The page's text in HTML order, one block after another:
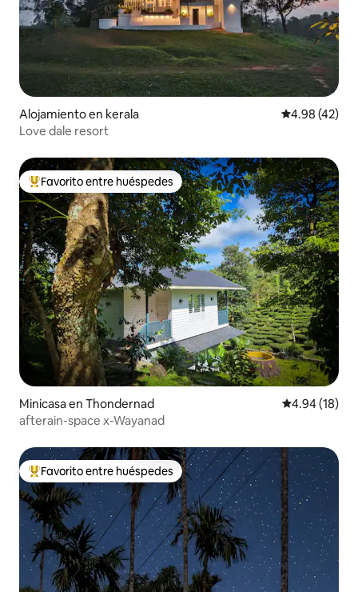
Alojamiento en kerala Calificación
4.98 (42)
Love dale resort
Favorito entre huéspedes preferido
Favorito entre huéspedes
Minicasa en Thondernad Calificación
4.94 (18)
afterain-space x-Wayanad
Favorito entre huéspedes preferido
Favorito entre huéspedes